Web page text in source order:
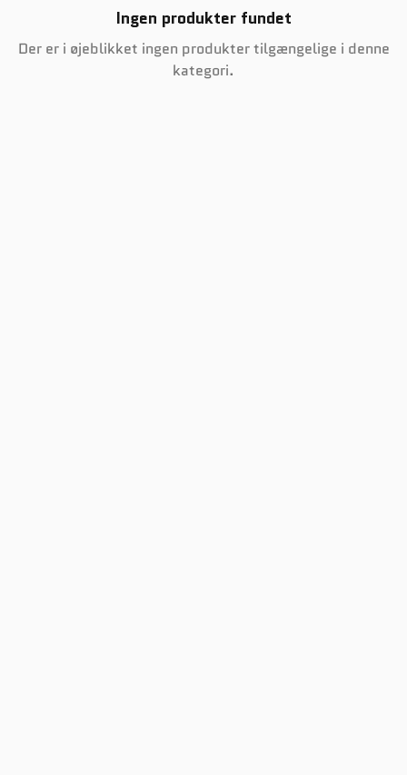
Ingen produkter fundet
Der er i øjeblikket ingen produkter tilgængelige i denne
kategori.